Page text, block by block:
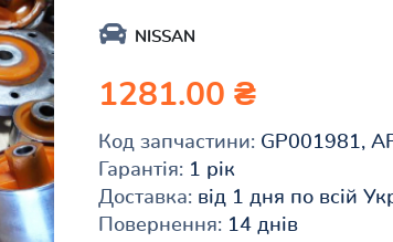
NISSAN
1281.00 ₴
Код запчастини: GP001981,
Гарантія: 1 рік
Доставка: від 1 дня по всій
Повернення: 14 днів